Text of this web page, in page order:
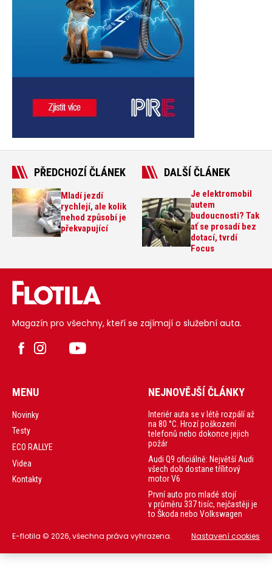
PŘEDCHOZÍ ČLÁNEK
Mladí jezdí
rychlejí, ale kolik
nehod způsobí je
překvapující
DALŠÍ ČLÁNEK
Je elektromobil
autem
budoucnosti? Tak
ať se prosadí bez
dotací, tvrdí
Focus
Magazín pro všechny, kteří se zajímají o služební auta.
MENU
Novinky
Testy
ECO RALLYE
Videa
Kontakty
NEJNOVĚJŠÍ ČLÁNKY
Interiér auta se v létě rozpálí až
na 80 °C. Hrozí poškození
telefonů nebo dokonce jejich
požár
Audi Q9 oficiálně: Největší Audi
všech dob dostane třílitový
motor V6
První auto pro mladé stojí
v průměru 337 tisíc, nejčastěji je
to Škoda nebo Volkswagen
E-flotila © 2026, všechna práva vyhrazena. Nastavení cookies